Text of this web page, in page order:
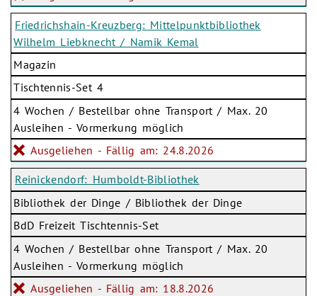
Friedrichshain-Kreuzberg: Mittelpunktbibliothek
Wilhelm Liebknecht / Namik Kemal
Magazin
Tischtennis-Set 4
4 Wochen / Bestellbar ohne Transport / Max. 20
Ausleihen - Vormerkung möglich
Ausgeliehen - Fällig am: 24.8.2026
Reinickendorf: Humboldt-Bibliothek
Bibliothek der Dinge / Bibliothek der Dinge
BdD Freizeit Tischtennis-Set
4 Wochen / Bestellbar ohne Transport / Max. 20
Ausleihen - Vormerkung möglich
Ausgeliehen - Fällig am: 18.8.2026